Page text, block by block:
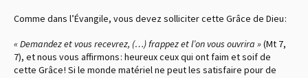
Comme dans l’Évangile, vous devez solliciter cette Grâce de Dieu :
« Demandez et vous recevrez, (…) frappez et l’on vous ouvrira »(Mt 7,
7), et nous vous affirmons : heureux ceux qui ont faim et soif de
cette Grâce ! Si le monde matériel ne peut les satisfaire pour de